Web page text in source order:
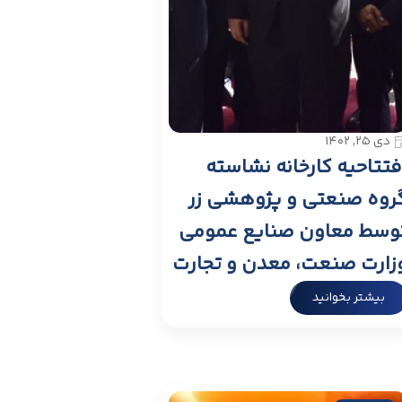
دی ۲۵, ۱۴۰۲
کارخانه نشاسته
صنعتی و پژوهشی زر
معاون صنایع عمومی
صنعت، معدن و تجارت
بیشتر بخوانید